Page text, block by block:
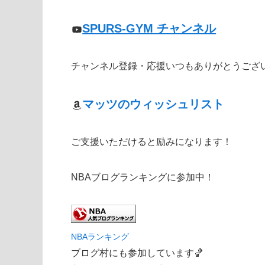
SPURS-GYM チャンネル
チャンネル登録・応援いつもありがとうござ
マッツのウィッシュリスト
ご支援いただけると励みになります！
NBAブログランキングに参加中！
NBAランキング
ブログ村にも参加しています🏀